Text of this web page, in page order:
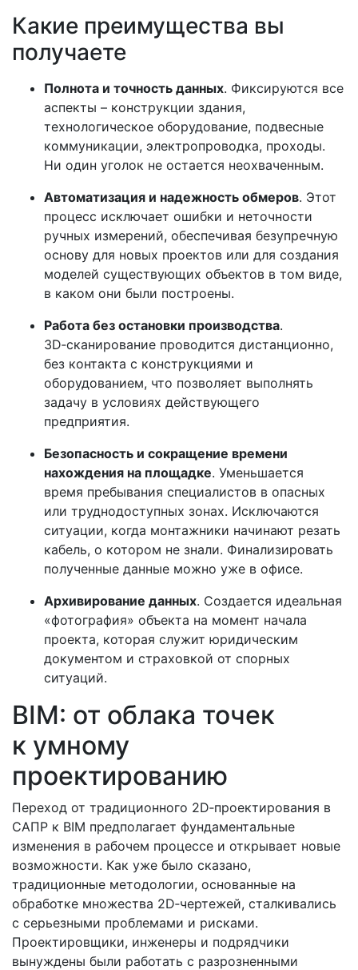
Какие преимущества вы
получаете
Полнота и точность данных. Фиксируются все
аспекты – конструкции здания,
технологическое оборудование, подвесные
коммуникации, электропроводка, проходы.
Ни один уголок не остается неохваченным.
Автоматизация и надежность обмеров. Этот
процесс исключает ошибки и неточности
ручных измерений, обеспечивая безупречную
основу для новых проектов или для создания
моделей существующих объектов в том виде,
в каком они были построены.
Работа без остановки производства.
3D‑сканирование проводится дистанционно,
без контакта с конструкциями и
оборудованием, что позволяет выполнять
задачу в условиях действующего
предприятия.
Безопасность и сокращение времени
нахождения на площадке. Уменьшается
время пребывания специалистов в опасных
или труднодоступных зонах. Исключаются
ситуации, когда монтажники начинают резать
кабель, о котором не знали. Финализировать
полученные данные можно уже в офисе.
Архивирование данных. Создается идеальная
«фотография» объекта на момент начала
проекта, которая служит юридическим
документом и страховкой от спорных
ситуаций.
BIM: от облака точек
к умному
проектированию
Переход от традиционного 2D‑проектирования в
САПР к BIM предполагает фундаментальные
изменения в рабочем процессе и открывает новые
возможности. Как уже было сказано,
традиционные методологии, основанные на
обработке множества 2D‑чертежей, сталкивались
с серьезными проблемами и рисками.
Проектировщики, инженеры и подрядчики
вынуждены были работать с разрозненными